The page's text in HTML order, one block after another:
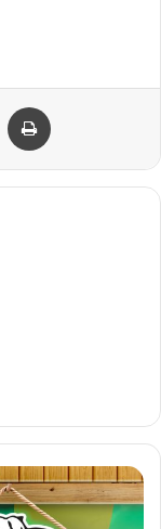
Compartilhar via e-mail